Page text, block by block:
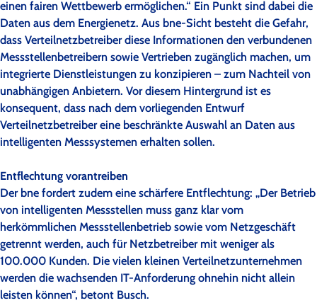
einen fairen Wettbewerb ermöglichen.“ Ein Punkt sind dabei die
Daten aus dem Energienetz. Aus bne-Sicht besteht die Gefahr,
dass Verteilnetzbetreiber diese Informationen den verbundenen
Messstellenbetreibern sowie Vertrieben zugänglich machen, um
integrierte Dienstleistungen zu konzipieren – zum Nachteil von
unabhängigen Anbietern. Vor diesem Hintergrund ist es
konsequent, dass nach dem vorliegenden Entwurf
Verteilnetzbetreiber eine beschränkte Auswahl an Daten aus
intelligenten Messsystemen erhalten sollen.
Entflechtung vorantreiben
Der bne fordert zudem eine schärfere Entflechtung: „Der Betrieb
von intelligenten Messstellen muss ganz klar vom
herkömmlichen Messstellenbetrieb sowie vom Netzgeschäft
getrennt werden, auch für Netzbetreiber mit weniger als
100.000 Kunden. Die vielen kleinen Verteilnetzunternehmen
werden die wachsenden IT-Anforderung ohnehin nicht allein
leisten können“, betont Busch.